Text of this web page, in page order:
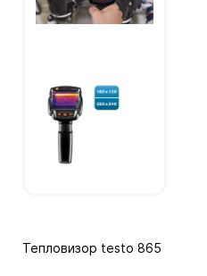
Тепловизор testo 865